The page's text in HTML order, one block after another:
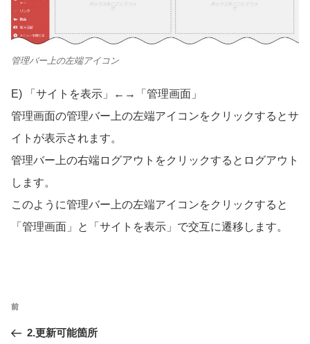
管理バー上の左端アイコン
E) 「サイトを表示」←→「管理画面」
管理画面の管理バー上の左端アイコンをクリックするとサ
イトが表示されます。
管理バー上の右端ログアウトをクリックするとログアウト
します。
このように管理バー上の左端アイコンをクリックすると
「管理画面」と「サイトを表示」で交互に遷移します。
ジ
前
前
2.更新可能箇所